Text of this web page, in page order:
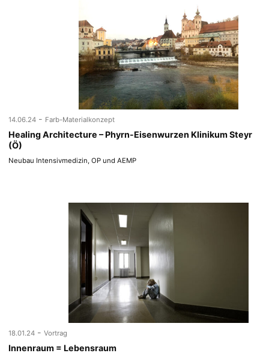
14.06.24 - Farb-Materialkonzept
Healing Architecture – Phyrn-Eisenwurzen Klinikum Steyr
(Ö)
Neubau Intensivmedizin, OP und AEMP
18.01.24 - Vortrag
Innenraum = Lebensraum